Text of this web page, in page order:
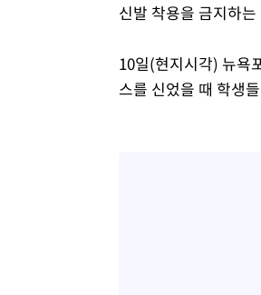
신발 착용을 금지하
10일(현지시각) 뉴욕
스를 신었을 때 학생